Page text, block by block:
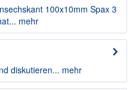
100x10mm Spax 3
mehr
diskutieren... mehr